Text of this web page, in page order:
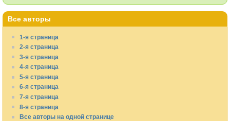
Все авторы
1-я страница
2-я страница
3-я страница
4-я страница
5-я страница
6-я страница
7-я страница
8-я страница
Все авторы на одной странице